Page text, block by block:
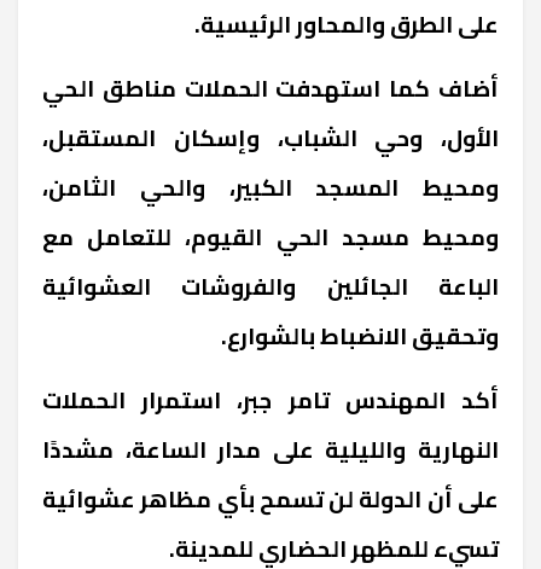
على الطرق والمحاور الرئيسية.
أضاف كما استهدفت الحملات مناطق الحي
الأول، وحي الشباب، وإسكان المستقبل،
ومحيط المسجد الكبير، والحي الثامن،
ومحيط مسجد الحي القيوم، للتعامل مع
الباعة الجائلين والفروشات العشوائية
وتحقيق الانضباط بالشوارع.
أكد المهندس تامر جبر، استمرار الحملات
النهارية والليلية على مدار الساعة، مشددًا
على أن الدولة لن تسمح بأي مظاهر عشوائية
تسيء للمظهر الحضاري للمدينة.